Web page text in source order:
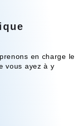
en charge le
vous ayez à y